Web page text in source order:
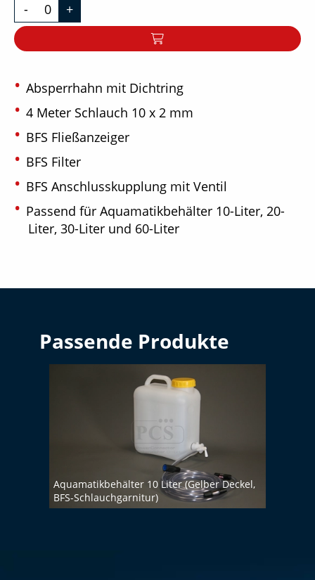
- +
Absperrhahn mit Dichtring
4 Meter Schlauch 10 x 2 mm
BFS Fließanzeiger
BFS Filter
BFS Anschlusskupplung mit Ventil
Passend für Aquamatikbehälter 10-Liter, 20-
Liter, 30-Liter und 60-Liter
Passende Produkte
Aquamatikbehälter 10 Liter (Gelber Deckel,
BFS-Schlauchgarnitur)